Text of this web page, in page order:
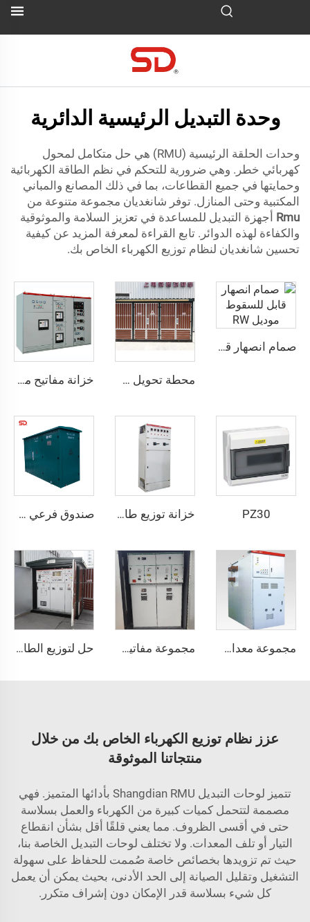
وحدة التبديل الرئيسية الدائرية
وحدات الحلقة الرئيسية (RMU) هي حل متكامل لمحول
كهربائي خطر. وهي ضرورية للتحكم في نظم الطاقة الكهربائية
وحمايتها في جميع القطاعات، بما في ذلك المصانع والمباني
المكتبية وحتى المنازل. توفر شانغديان مجموعة متنوعة من
Rmu
أجهزة التبديل للمساعدة في تعزيز السلامة والموثوقية
والكفاءة لهذه الدوائر. تابع القراءة لمعرفة المزيد عن كيفية
تحسين شانغديان لنظام توزيع الكهرباء الخاص بك.
صمام انصهار قابل للسقوط موديل RW
محطة تحويل خارجية في صندوق موديل YBW خزانة مفاتيح منخفضة الجهد قابلة للسحب - GCS
PZ30 خزانة توزيع طاقة GGD 400A-3200A، حماية IP30، للاستخدام التجاري والصناعي صندوق فرعي لأنظمة الكابلات مع حماية IP65
مجموعة معدات التبديل KYN61 مجموعة مفاتيح الضغط العالي SDM6 حل لتوزيع الطاقة فعال ويوفر الطاقة
عزز نظام توزيع الكهرباء الخاص بك من خلال
منتجاتنا الموثوقة
تتميز لوحات التبديل Shangdian RMU بأدائها المتميز. فهي
مصممة لتتحمل كميات كبيرة من الكهرباء والعمل بسلاسة
حتى في أقسى الظروف. مما يعني قلقًا أقل بشأن انقطاع
التيار أو تلف المعدات. ولا تختلف لوحات التبديل الخاصة بنا،
حيث تم تزويدها بخصائص خاصة صُممت للحفاظ على سهولة
التشغيل وتقليل الصيانة إلى الحد الأدنى، بحيث يمكن أن يعمل
كل شيء بسلاسة قدر الإمكان دون إشراف متكرر.